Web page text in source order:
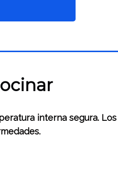
interna segura. Los